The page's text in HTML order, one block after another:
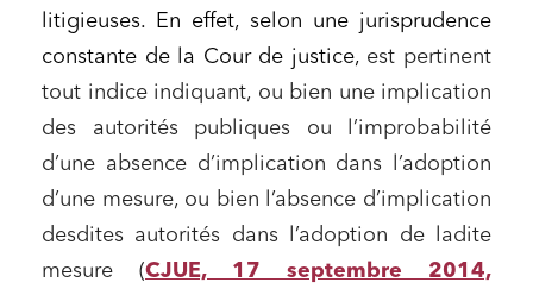
litigieuses. En effet, selon une jurisprudence
constante de la Cour de justice, est pertinent
tout indice indiquant, ou bien une implication
des autorités publiques ou l’improbabilité
d’une absence d’implication dans l’adoption
d’une mesure, ou bien l’absence d’implication
desdites autorités dans l’adoption de ladite
mesure (CJUE, 17 septembre 2014,